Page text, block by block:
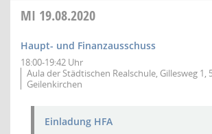
MI 19.08.2020
Haupt- und Finanzausschuss
18:00-19:42 Uhr
Aula der Städtischen Realschule, Gillesweg 1,
Geilenkirchen
Einladung HFA